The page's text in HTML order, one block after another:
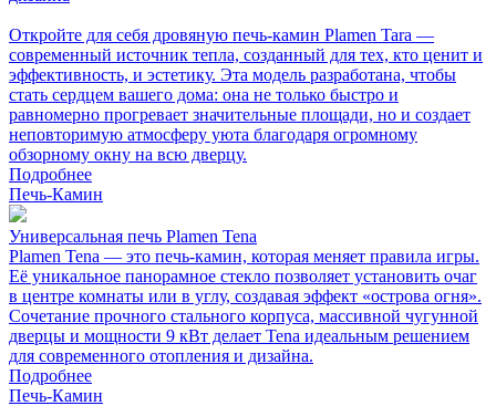
Откройте для себя дровяную печь-камин Plamen Tara —
современный источник тепла, созданный для тех, кто ценит и
эффективность, и эстетику. Эта модель разработана, чтобы
стать сердцем вашего дома: она не только быстро и
равномерно прогревает значительные площади, но и создает
неповторимую атмосферу уюта благодаря огромному
обзорному окну на всю дверцу.
Подробнее
Печь-Камин
Универсальная печь Plamen Tena
Plamen Tena — это печь-камин, которая меняет правила игры.
Её уникальное панорамное стекло позволяет установить очаг
в центре комнаты или в углу, создавая эффект «острова огня».
Сочетание прочного стального корпуса, массивной чугунной
дверцы и мощности 9 кВт делает Tena идеальным решением
для современного отопления и дизайна.
Подробнее
Печь-Камин